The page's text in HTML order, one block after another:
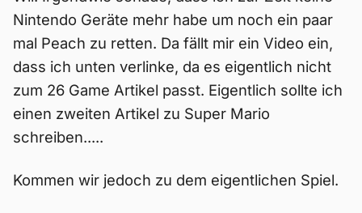
Nintendo Geräte mehr habe um noch ein paar
mal Peach zu retten. Da fällt mir ein Video ein,
dass ich unten verlinke, da es eigentlich nicht
zum 26 Game Artikel passt. Eigentlich sollte ich
einen zweiten Artikel zu Super Mario
schreiben.....
Kommen wir jedoch zu dem eigentlichen Spiel.